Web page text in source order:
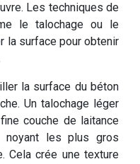
Les techniques de
le talochage ou le
la surface pour obtenir
la surface du béton
Un talochage léger
couche de laitance
les plus gros
Cela crée une texture